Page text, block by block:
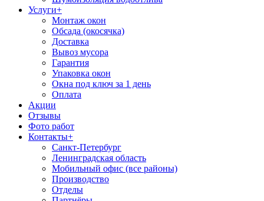
Услуги+
Монтаж окон
Обсада (окосячка)
Доставка
Вывоз мусора
Гарантия
Упаковка окон
Окна под ключ за 1 день
Оплата
Акции
Отзывы
Фото работ
Контакты+
Санкт-Петербург
Ленинградская область
Мобильный офис (все районы)
Производство
Отделы